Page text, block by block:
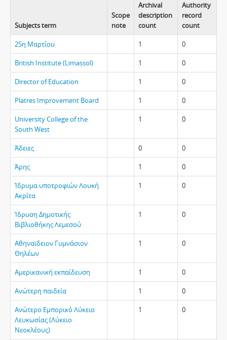
Subjects term
Scope
note
Archival
description
count
Authority
record
count
25η Μαρτίου 1 0
British Institute (Limassol) 1 0
Director of Education 1 0
Platres Improvement Board 1 0
University College of the
South West
1 0
Άδειες 0 0
Άρης 1 0
Ίδρυμα υποτροφιών Λουκή
Ακρίτα
1 0
Ίδρυση Δημοτικής
Βιβλιοθήκης Λεμεσού
1 0
Αθηναϊδειον Γυμνάσιον
Θηλέων
1 0
Αμερικανική εκπαίδευση 1 0
Ανώτερη παιδεία 1 0
Ανώτερο Εμπορικό Λύκειο
Λευκωσίας (Λύκειο
Νεοκλέους)
1 0